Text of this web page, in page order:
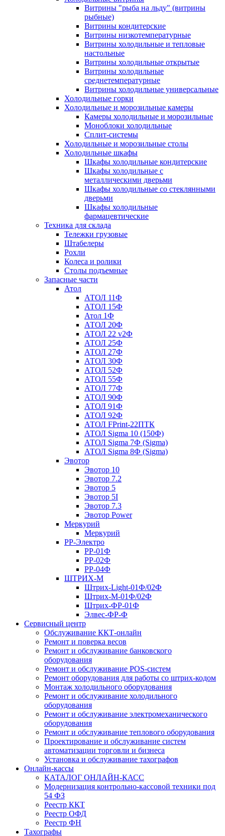
Витрины "рыба на льду" (витрины
рыбные)
Витрины кондитерские
Витрины низкотемпературные
Витрины холодильные и тепловые
настольные
Витрины холодильные открытые
Витрины холодильные
среднетемпературные
Витрины холодильные универсальные
Холодильные горки
Холодильные и морозильные камеры
Камеры холодильные и морозильные
Моноблоки холодильные
Сплит-системы
Холодильные и морозильные столы
Холодильные шкафы
Шкафы холодильные кондитерские
Шкафы холодильные с
металлическими дверьми
Шкафы холодильные со стеклянными
дверьми
Шкафы холодильные
фармацевтические
Техника для склада
Тележки грузовые
Штабелеры
Рохли
Колеса и ролики
Столы подъемные
Запасные части
Атол
АТОЛ 11Ф
АТОЛ 15Ф
Атол 1Ф
АТОЛ 20Ф
АТОЛ 22 v2Ф
АТОЛ 25Ф
АТОЛ 27Ф
АТОЛ 30Ф
АТОЛ 52Ф
АТОЛ 55Ф
АТОЛ 77Ф
АТОЛ 90Ф
АТОЛ 91Ф
АТОЛ 92Ф
АТОЛ FPrint-22ПТК
АТОЛ Sigma 10 (150Ф)
АТОЛ Sigma 7Ф (Sigma)
АТОЛ Sigma 8Ф (Sigma)
Эвотор
Эвотор 10
Эвотор 7.2
Эвотор 5
Эвотор 5I
Эвотор 7.3
Эвотор Power
Меркурий
Меркурий
РР-Электро
РР-01Ф
РР-02Ф
РР-04Ф
ШТРИХ-М
Штрих-Light-01Ф/02Ф
Штрих-М-01Ф/02Ф
Штрих-ФР-01Ф
Элвес-ФР-Ф
Сервисный центр
Обслуживание ККТ-онлайн
Ремонт и поверка весов
Ремонт и обслуживание банковского
оборудования
Ремонт и обслуживание POS-систем
Ремонт оборудования для работы со штрих-кодом
Монтаж холодильного оборудования
Ремонт и обслуживание холодильного
оборудования
Ремонт и обслуживание электромеханического
оборудования
Ремонт и обслуживание теплового оборудования
Проектирование и обслуживание систем
автоматизации торговли и бизнеса
Установка и обслуживание тахографов
Онлайн-кассы
КАТАЛОГ ОНЛАЙН-КАСС
Модернизация контрольно-кассовой техники под
54 ФЗ
Реестр ККТ
Реестр ОФД
Реестр ФН
Тахографы